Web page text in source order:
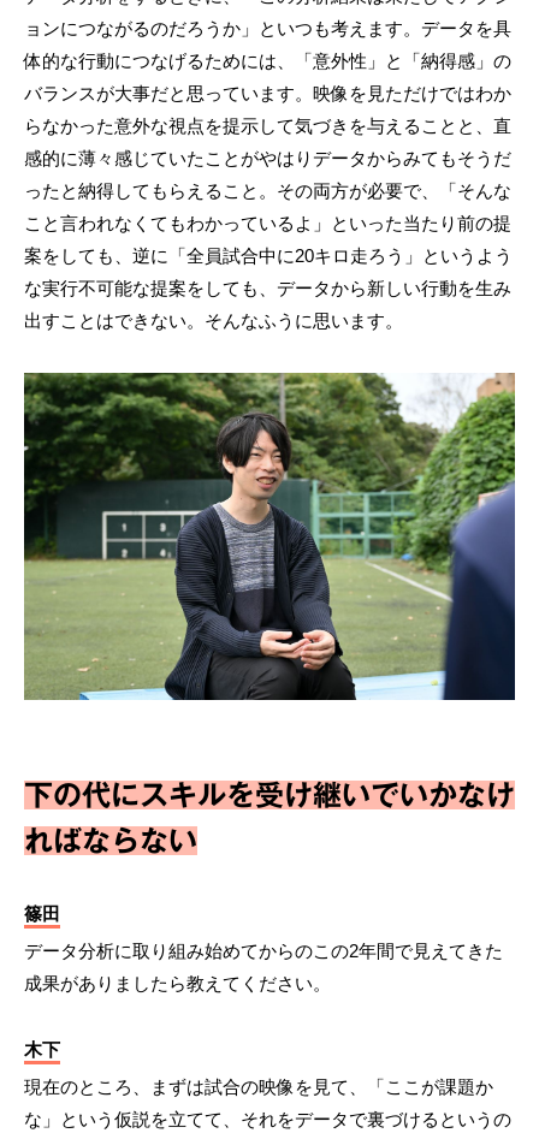
ョンにつながるのだろうか」といつも考えます。データを具
体的な行動につなげるためには、「意外性」と「納得感」の
バランスが大事だと思っています。映像を見ただけではわか
らなかった意外な視点を提示して気づきを与えることと、直
感的に薄々感じていたことがやはりデータからみてもそうだ
ったと納得してもらえること。その両方が必要で、「そんな
こと言われなくてもわかっているよ」といった当たり前の提
案をしても、逆に「全員試合中に20キロ走ろう」というよう
な実行不可能な提案をしても、データから新しい行動を生み
出すことはできない。そんなふうに思います。
下の代にスキルを受け継いでいかなけ
ればならない
篠田
データ分析に取り組み始めてからのこの2年間で見えてきた
成果がありましたら教えてください。
木下
現在のところ、まずは試合の映像を見て、「ここが課題か
な」という仮説を立てて、それをデータで裏づけるというの